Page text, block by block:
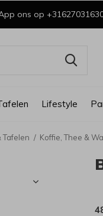
Lifestyle
ons op
Tafelen Koffie, Thee &